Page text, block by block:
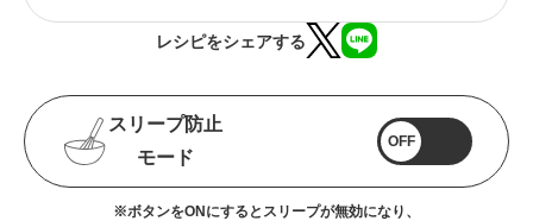
レシピをシェアする
スリープ防止
モード
OFF
※ボタンをONにするとスリープが無効になり、